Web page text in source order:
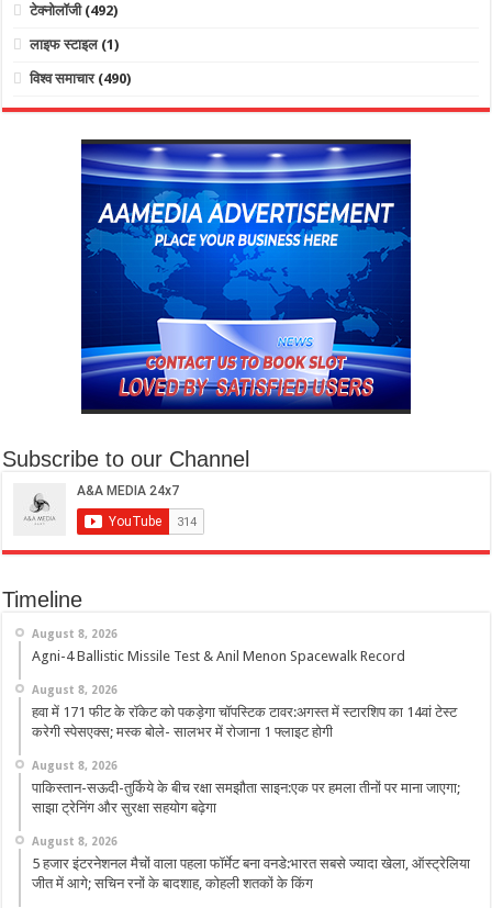
टेक्नोलॉजी(492)
लाइफ स्टाइल(1)
विश्व समाचार(490)
Subscribe to our Channel
Timeline
August 8, 2026
Agni-4 Ballistic Missile Test & Anil Menon Spacewalk Record
August 8, 2026
हवा में 171 फीट के रॉकेट को पकड़ेगा चॉपस्टिक टावर:अगस्त में स्टारशिप का 14वां टेस्ट
करेगी स्पेसएक्स; मस्क बोले- सालभर में रोजाना 1 फ्लाइट होगी
August 8, 2026
पाकिस्तान-सऊदी-तुर्किये के बीच रक्षा समझौता साइन:एक पर हमला तीनों पर माना जाएगा;
साझा ट्रेनिंग और सुरक्षा सहयोग बढ़ेगा
August 8, 2026
5 हजार इंटरनेशनल मैचों वाला पहला फॉर्मेट बना वनडे:भारत सबसे ज्यादा खेला, ऑस्ट्रेलिया
जीत में आगे; सचिन रनों के बादशाह, कोहली शतकों के किंग